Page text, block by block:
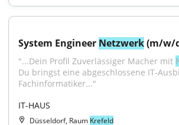
System Engineer Netzwerk (m/w/
"...Dein Profil Zuverlässiger Macher mit
Du bringst eine abgeschlossene IT-
Fachinformatiker..."
IT-HAUS
Düsseldorf, Raum Krefeld